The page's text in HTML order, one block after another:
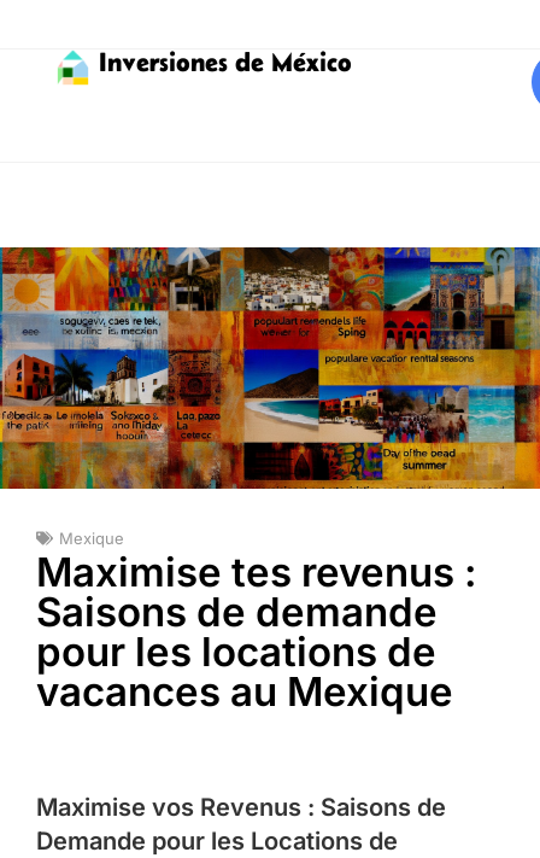
Inversiones de México
Mexique
Maximise tes revenus :
Saisons de demande
pour les locations de
vacances au Mexique
Maximise vos Revenus : Saisons de
Demande pour les Locations de